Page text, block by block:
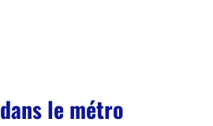
le métro